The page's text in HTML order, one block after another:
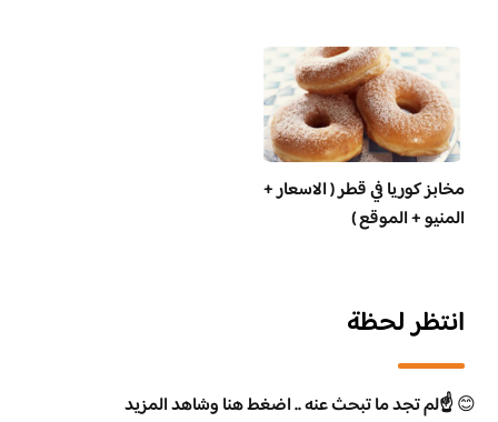
مخابز كوريا في قطر ( الاسعار +
المنيو + الموقع )
انتظر لحظة
😊☝️لم تجد ما تبحث عنه .. اضغط هنا وشاهد المزيد